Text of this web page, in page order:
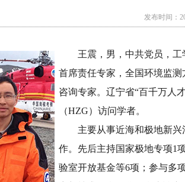
发布时间：
王震，男，中共党员，
首席责任专家，全国环境监
咨询专家。辽宁省“百千万人
（HZG）访问学者。
主要从事近海和极地新
作。先后主持国家极地专项1
验室开放基金等6项；参与多